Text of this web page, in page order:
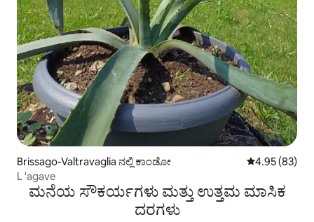
Brissago-Valtravaglia ನಲ್ಲಿ ಕಾಂಡೋ 5 ರಲ್ಲಿ 4.95
4.95 (83)
L 'agave
ಮನೆಯ ಸೌಕರ್ಯಗಳು ಮತ್ತು ಉತ್ತಮ ಮಾಸಿಕ
ದರಗಳು